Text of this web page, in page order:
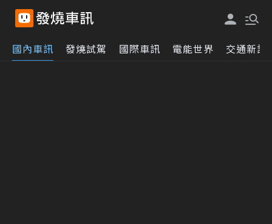
國內車訊 發燒試駕 國際車訊 電能世界 交通新訊